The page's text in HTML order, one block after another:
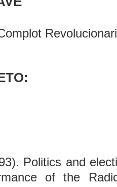
Politics and
of the